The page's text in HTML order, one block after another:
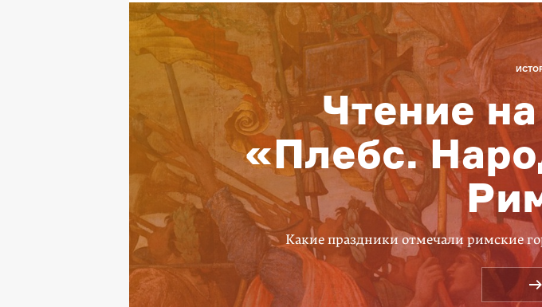
Чтение
«Плебс.
Какие праздники отмечали римские